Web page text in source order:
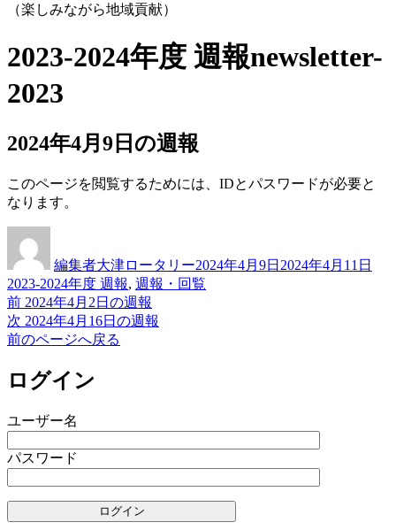
（楽しみながら地域貢献）
2023-2024年度 週報newsletter-
2023
2024年4月9日の週報
このページを閲覧するためには、IDとパスワードが必要と
なります。
者
編集者大津ロータリー日:
2024年4月9日 2024年4月11日ゴ
2023-2024年度 週報, 週報・回覧
投
稿
ビ
ゲ
ー
シ
ョ
前 前
の
投
2024年4月2日の週報
次 次
の
稿:
2024年4月16日の週報
前のページへ戻る
ログイン
ユーザー名
パスワード